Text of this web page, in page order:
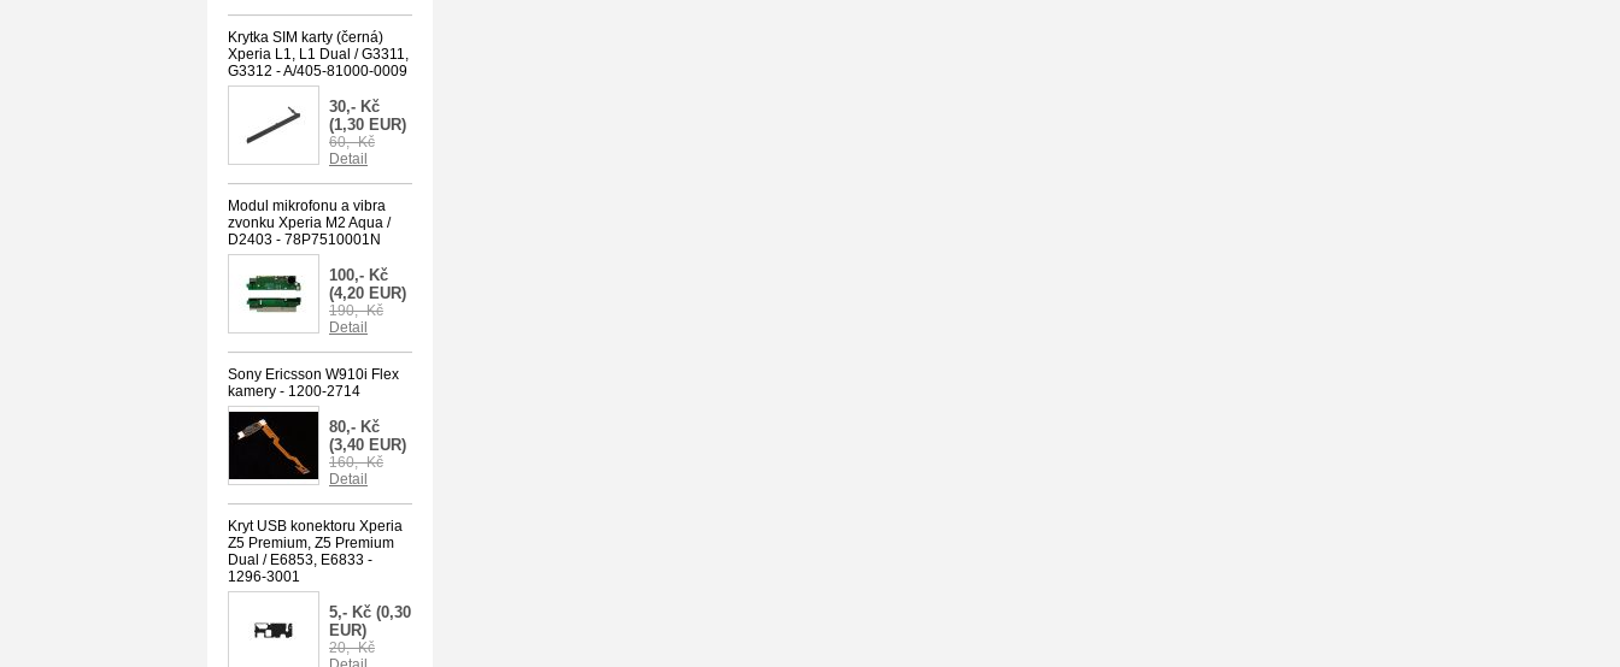
Krytka SIM karty (černá)
Xperia L1, L1 Dual / G3311,
G3312 - A/405-81000-0009
30,- Kč
(1,30 EUR)
60,- Kč
Detail
Modul mikrofonu a vibra
zvonku Xperia M2 Aqua /
D2403 - 78P7510001N
100,- Kč
(4,20 EUR)
190,- Kč
Detail
Sony Ericsson W910i Flex
kamery - 1200-2714
80,- Kč
(3,40 EUR)
160,- Kč
Detail
Kryt USB konektoru Xperia
Z5 Premium, Z5 Premium
Dual / E6853, E6833 -
1296-3001
5,- Kč (0,30
EUR)
20,- Kč